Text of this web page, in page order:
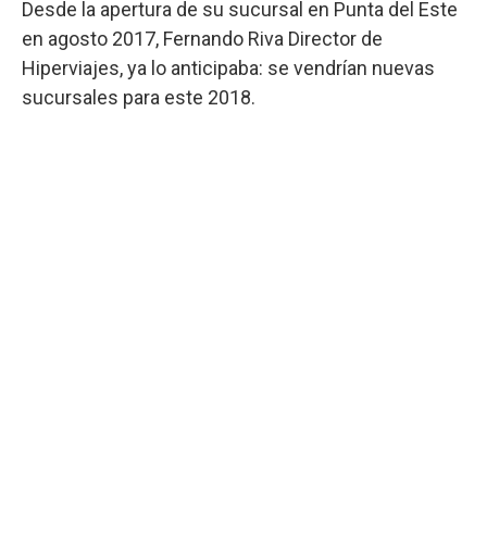
Desde la apertura de su sucursal en Punta del Este
en agosto 2017, Fernando Riva Director de
Hiperviajes, ya lo anticipaba: se vendrían nuevas
sucursales para este 2018.